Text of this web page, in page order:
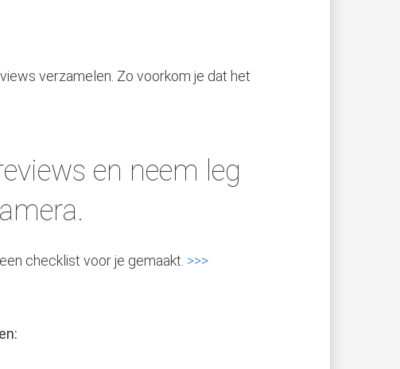
verzamelen. Zo voorkom je dat het
en neem leg
checklist voor je gemaakt. >>>